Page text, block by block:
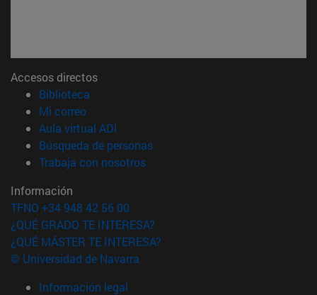
Accesos directos
Biblioteca
Mi correo(abre en nueva ventana)
Aula virtual ADI
Búsqueda de personas(abre en nueva ventana)
Trabaja con nosotros(abre en nueva ventana)
Información
TFNO +34 948 42 56 00
¿QUÉ GRADO TE INTERESA?
¿QUÉ MÁSTER TE INTERESA?
© Universidad de Navarra
Información legal